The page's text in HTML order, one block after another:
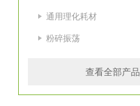
通用理化耗材
粉碎振荡
查看全部产品